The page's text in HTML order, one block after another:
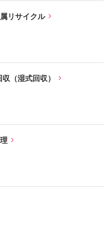
リサイクル
（湿式回収）